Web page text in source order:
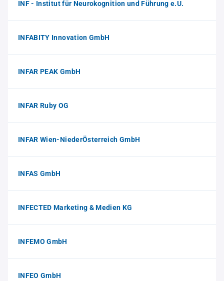
INF - Institut für Neurokognition und Führung e.U.
INFABITY Innovation GmbH
INFAR PEAK GmbH
INFAR Ruby OG
INFAR Wien-NiederÖsterreich GmbH
INFAS GmbH
INFECTED Marketing & Medien KG
INFEMO GmbH
INFEO GmbH